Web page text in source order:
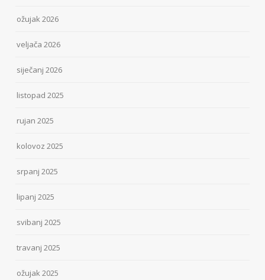
ožujak 2026
veljača 2026
siječanj 2026
listopad 2025
rujan 2025
kolovoz 2025
srpanj 2025
lipanj 2025
svibanj 2025
travanj 2025
ožujak 2025